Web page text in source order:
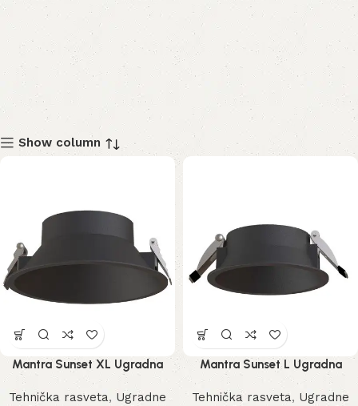
Show column
Mantra Sunset XL Ugradna
Lampa
Tehnička rasveta, Ugradne
Mantra Sunset L Ugradna
Lampa
Tehnička rasveta, Ugradne